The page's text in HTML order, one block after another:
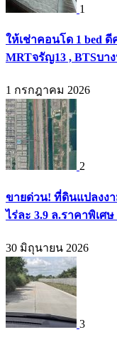
1
ให้เช่าคอนโด 1 bed
MRTจรัญ13 , BTSบาง
1 กรกฎาคม 2026
2
ขายด่วน! ที่ดินแปลงง
ไร่ละ 3.9 ล.ราคาพิเศ
30 มิถุนายน 2026
3